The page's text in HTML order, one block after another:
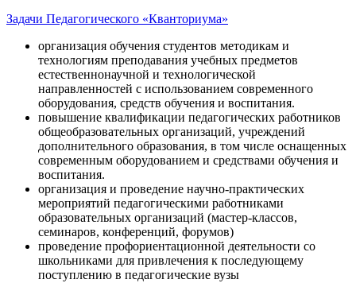
Задачи Педагогического «Кванториума»
организация обучения студентов методикам и
технологиям преподавания учебных предметов
естественнонаучной и технологической
направленностей с использованием современного
оборудования, средств обучения и воспитания.
повышение квалификации педагогических работников
общеобразовательных организаций, учреждений
дополнительного образования, в том числе оснащенных
современным оборудованием и средствами обучения и
воспитания.
организация и проведение научно-практических
мероприятий педагогическими работниками
образовательных организаций (мастер-классов,
семинаров, конференций, форумов)
проведение профориентационной деятельности со
школьниками для привлечения к последующему
поступлению в педагогические вузы